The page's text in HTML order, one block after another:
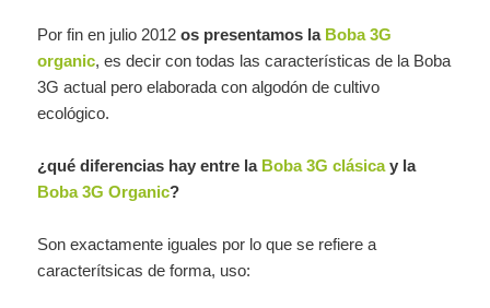
Por fin en julio 2012os presentamos la Boba 3G
organic, es decir con todas las características de la Boba
3G actual pero elaborada con algodón de cultivo
ecológico.
¿qué diferencias hay entre laBoba 3G clásicay la
Boba 3G Organic?
Son exactamente iguales por lo que se refiere a
caracterítsicas de forma, uso: